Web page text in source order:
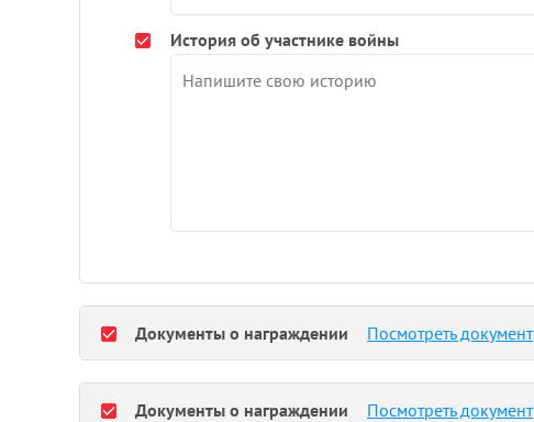
История об участнике войны
Документы о награждении Посмотреть документ
Документы о награждении Посмотреть документ